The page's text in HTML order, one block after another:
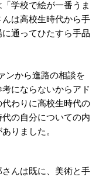
学校で絵が一番うま
は高校生時代から手
通ってひたすら手品
ンから進路の相談を
にならないからアド
わりに高校生時代の
の自分についての内
りました。
んは既に、美術と手